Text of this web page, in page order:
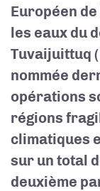
Européen de
les eaux du
Tuvaijuittuq
nommée
opérations
régions
climatiques
sur un total
deuxième